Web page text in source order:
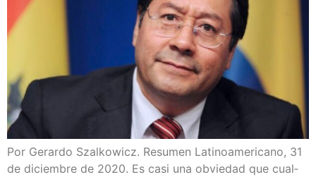
Por Gerar­do Szal­ko­wicz. Resu­men Lati­no­ame­ri­cano, 31
de diciem­bre de 2020. Es casi una obvie­dad que cual­